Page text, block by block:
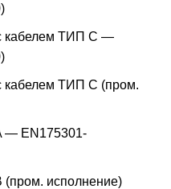
кабелем ТИП C —
кабелем ТИП C (пром.
— EN175301-
исполнение)